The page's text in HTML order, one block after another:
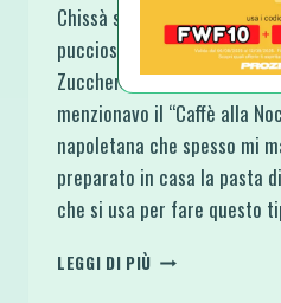
Chissà se ti prenderò per la
pucciosi Muffin Fit Caffè e
Zucchero e Proteici.
menzionavo il “Caffè alla
napoletana che spesso mi
preparato in casa la pasta
che si usa per fare questo
LEGGI DI PIÙ MUFFIN